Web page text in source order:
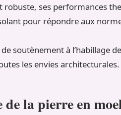
robuste, ses performances
pour répondre aux
soutènement à l’habillage
les envies architecturales.
la pierre en